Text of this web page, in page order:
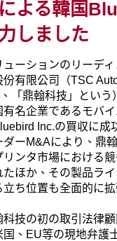
よる韓国
しました
ューションのリーデ
有限公司（TSC
「鼎翰科技」という
有名企業であるモバ
Inc.の買収に成
ダーM&Aにより、鼎
リンタ市場における
たほか、その製品ラ
ち位置も全面的に
科技の初の取引法律
国、EU等の現地弁護